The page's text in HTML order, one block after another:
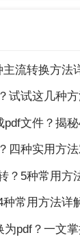
流转换方法
试试这几种方
秘4大高效方法，轻
法对比与实操指南
？5种常用方
常用方法详
？一文掌握所